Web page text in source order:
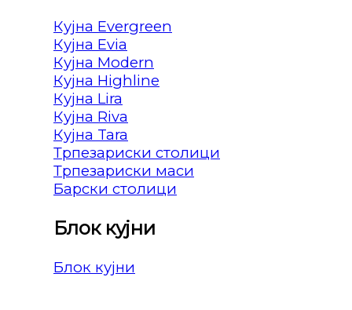
Кујна Evergreen
Кујна Evia
Кујна Modern
Кујна Highline
Кујна Lira
Кујна Riva
Кујна Tara
Трпезариски столици
Трпезариски маси
Барски столици
Блок кујни
Блок кујни